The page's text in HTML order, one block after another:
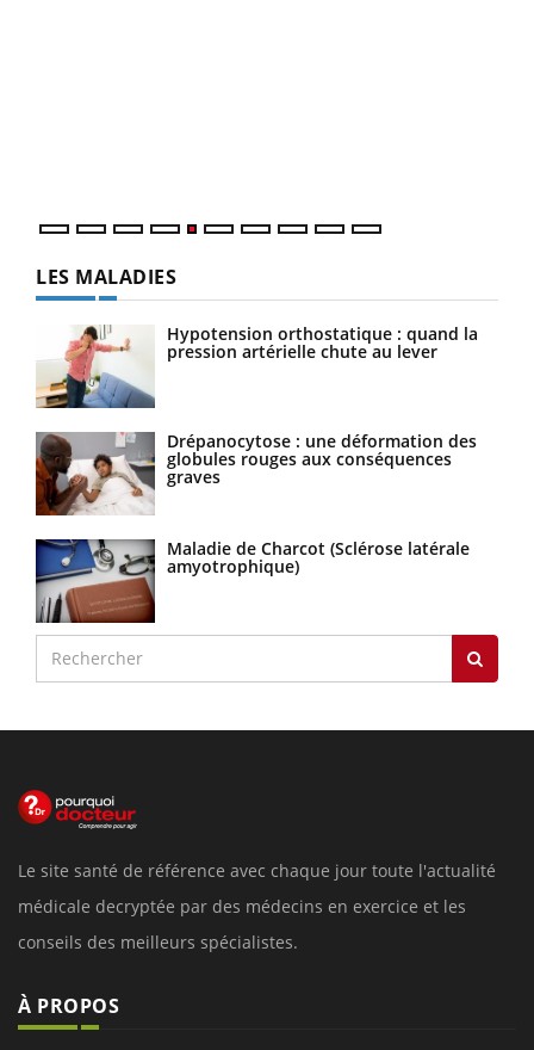
LES MALADIES
Hypotension orthostatique : quand la
pression artérielle chute au lever
Drépanocytose : une déformation des
globules rouges aux conséquences
graves
Maladie de Charcot (Sclérose latérale
amyotrophique)
Le site santé de référence avec chaque jour toute l'actualité
médicale decryptée par des médecins en exercice et les
conseils des meilleurs spécialistes.
À PROPOS